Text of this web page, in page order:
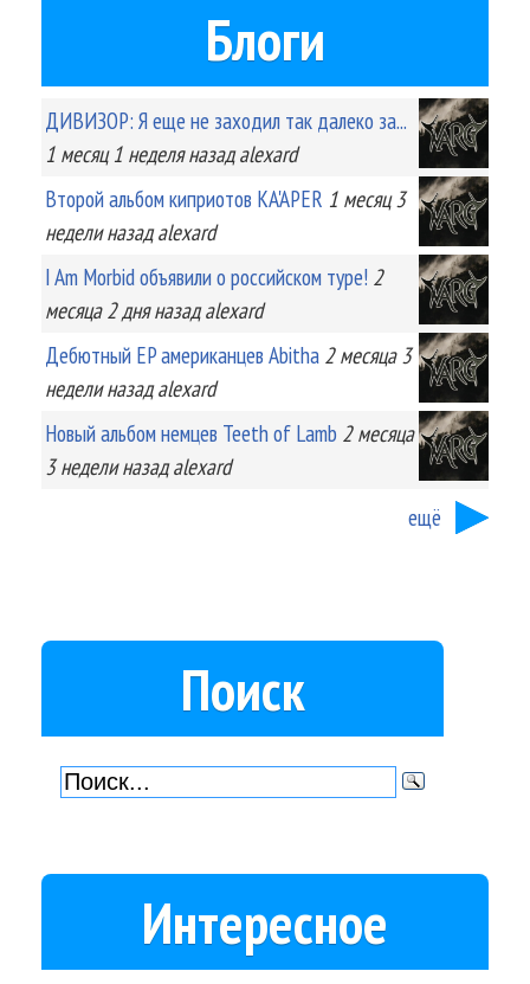
Блоги
ДИВИЗОР: Я еще не заходил так далеко за...
1 месяц 1 неделяназад alexard
Второй альбом киприотов KA'APER 1 месяц 3
неделиназад alexard
I Am Morbid объявили о российском туре! 2
месяца 2 дняназад alexard
Дебютный EP американцев Abitha 2 месяца 3
неделиназад alexard
Новый альбом немцев Teeth of Lamb 2 месяца
3 неделиназад alexard
ещё
Поиск
Интересное